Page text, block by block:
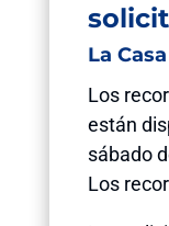
La
Los
están
sábado
Los